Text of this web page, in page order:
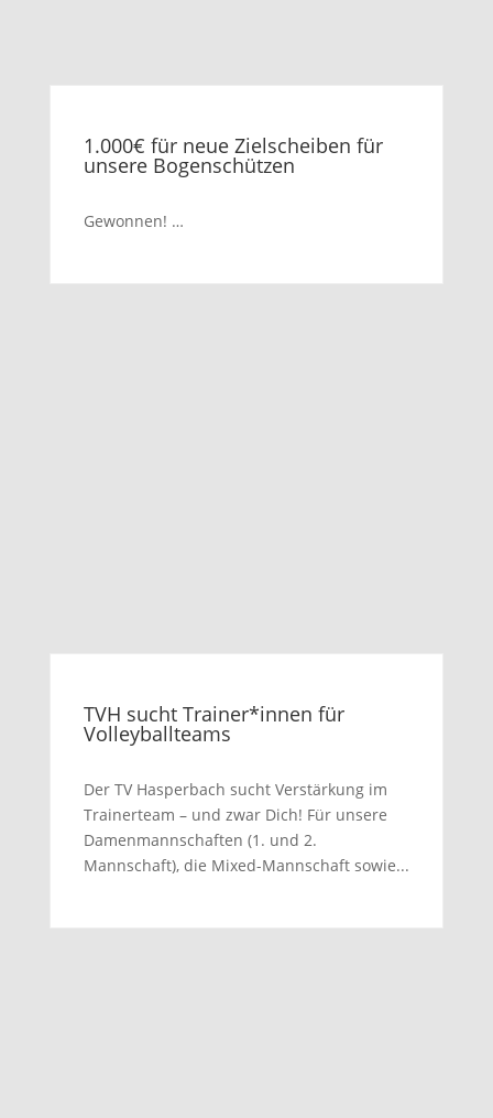
1.000€ für neue Zielscheiben für
unsere Bogenschützen
Gewonnen! …
TVH sucht Trainer*innen für
Volleyballteams
Der TV Hasperbach sucht Verstärkung im
Trainerteam – und zwar Dich! Für unsere
Damenmannschaften (1. und 2.
Mannschaft), die Mixed-Mannschaft sowie...